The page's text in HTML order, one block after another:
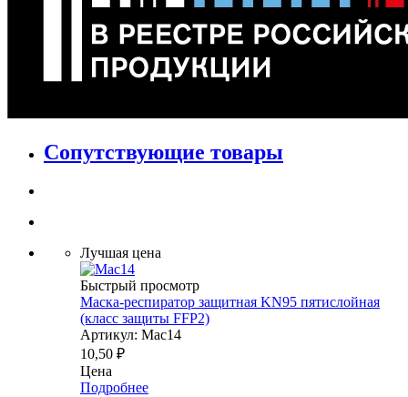
Сопутствующие товары
Лучшая цена
Быстрый просмотр
Маска-респиратор защитная KN95 пятислойная
(класс защиты FFP2)
Артикул: Мас14
10,50 ₽
Цена
Подробнее